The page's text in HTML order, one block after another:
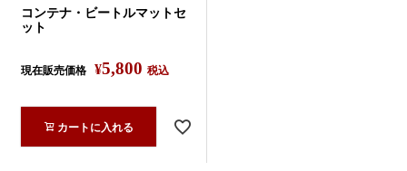
コンテナ・ビートルマットセ
ット
現在販売価格 ¥5,800 税込
カートに入れる